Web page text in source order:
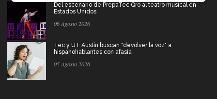
Del escenario de PrepaTec Qro al teatro musical en
Estados Unidos
06 Agosto 2026
Tec y UT Austin buscan "devolver la voz" a
hispanohablantes con afasia
05 Agosto 2026